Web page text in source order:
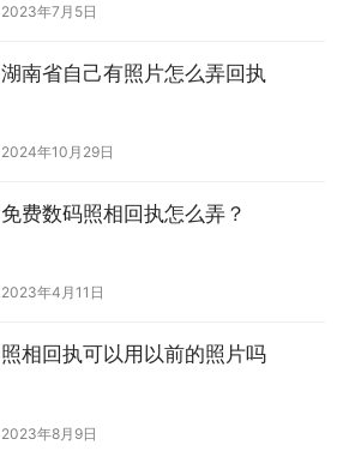
2023年7月5日
湖南省自己有照片怎么弄回执
2024年10月29日
免费数码照相回执怎么弄？
2023年4月11日
照相回执可以用以前的照片吗
2023年8月9日